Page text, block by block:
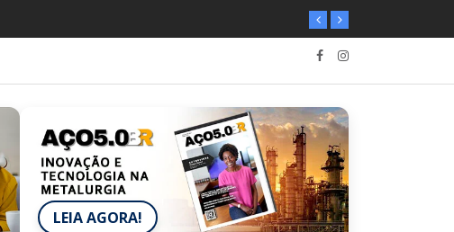
LEIA AGORA!